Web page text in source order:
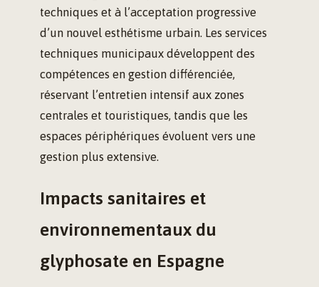
techniques et à l’acceptation progressive
d’un nouvel esthétisme urbain. Les services
techniques municipaux développent des
compétences en gestion différenciée,
réservant l’entretien intensif aux zones
centrales et touristiques, tandis que les
espaces périphériques évoluent vers une
gestion plus extensive.
Impacts sanitaires et
environnementaux du
glyphosate en Espagne